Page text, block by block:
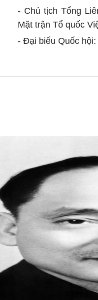
- Chủ tịch Tổng
Mặt trận Tổ quốc
- Đại biểu Quốc hội:
- 1930: Trên
- 10/1930: Hội
Đảng.
- Cuối năm 1936:
- 1937: Bí thư xứ ủy
- Đầu năm 1938: Bị
Bắc Giang.
- 5/1941: Tại Hội
Trung ương Đảng.
- 8/1945: Tại Hội